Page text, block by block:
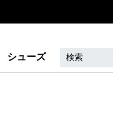
シューズ